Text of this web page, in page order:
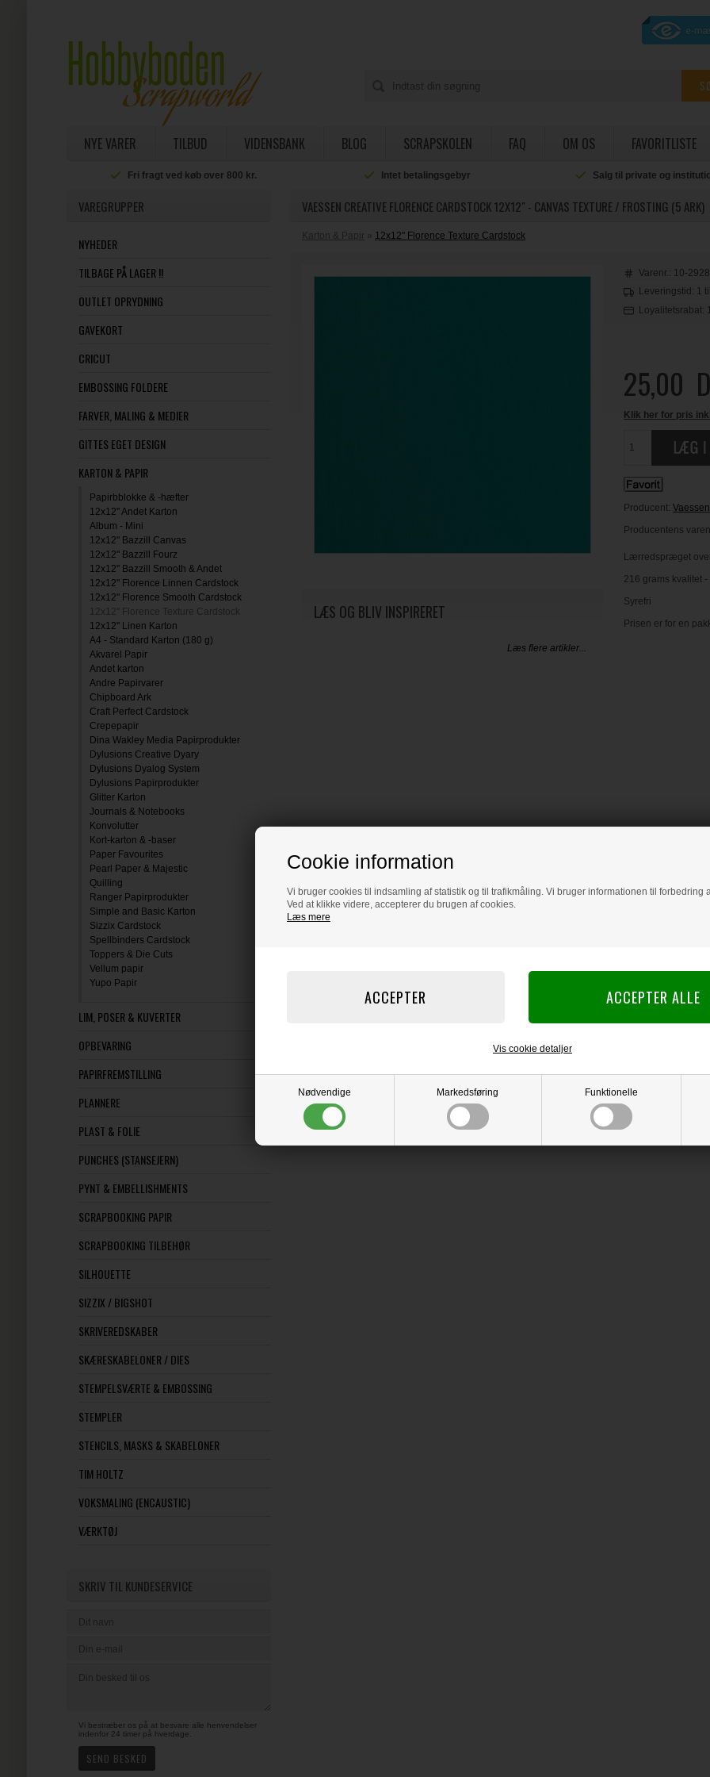
Cookie information
Vi bruger cookies til indsamling af statistik og til trafikmåling. Vi bruger informationen til forbedring
Ved at klikke videre, accepterer du brugen af cookies.
Læs mere
Nødvendige Markedsføring Funktionelle
Vis cookie detaljer
NYE VARER TILBUD VIDENSBANK BLOG SCRAPSKOLEN FAQ OM OS FAVORITLISTE
Fri fragt ved køb over 800 kr. Intet betalingsgebyr Salg til private og
VAREGRUPPER
NYHEDER
TILBAGE PÅ LAGER !!
OUTLET OPRYDNING
GAVEKORT
CRICUT
EMBOSSING FOLDERE
FARVER, MALING & MEDIER
GITTES EGET DESIGN
KARTON & PAPIR
Papirbblokke & -hæfter
12x12" Andet Karton
Album - Mini
12x12" Bazzill Canvas
12x12" Bazzill Fourz
12x12" Bazzill Smooth & Andet
12x12" Florence Linnen Cardstock
12x12" Florence Smooth Cardstock
12x12" Florence Texture Cardstock
12x12" Linen Karton
A4 - Standard Karton (180 g)
Akvarel Papir
Andet karton
Andre Papirvarer
Chipboard Ark
Craft Perfect Cardstock
Crepepapir
Dina Wakley Media Papirprodukter
Dylusions Creative Dyary
Dylusions Dyalog System
Dylusions Papirprodukter
Glitter Karton
Journals & Notebooks
Konvolutter
Kort-karton & -baser
Paper Favourites
Pearl Paper & Majestic
Quilling
Ranger Papirprodukter
Simple and Basic Karton
Sizzix Cardstock
Spellbinders Cardstock
Toppers & Die Cuts
Vellum papir
Yupo Papir
LIM, POSER & KUVERTER
OPBEVARING
PAPIRFREMSTILLING
PLANNERE
PLAST & FOLIE
PUNCHES (STANSEJERN)
PYNT & EMBELLISHMENTS
SCRAPBOOKING PAPIR
SCRAPBOOKING TILBEHØR
SILHOUETTE
SIZZIX / BIGSHOT
SKRIVEREDSKABER
SKÆRESKABELONER / DIES
STEMPELSVÆRTE & EMBOSSING
STEMPLER
STENCILS, MASKS & SKABELONER
TIM HOLTZ
VOKSMALING (ENCAUSTIC)
VÆRKTØJ
SKRIV TIL KUNDESERVICE
Vi bestræber os på at besvare alle henvendelser
indenfor 24 timer på hverdage.
VAESSEN CREATIVE FLORENCE CARDSTOCK 12X12" - CANVAS TEXTURE / FROSTING (5 ARK)
Karton & Papir » 12x12" Florence Texture Cardstock
Varenr.: 10-
Leveringstid: 1
Loyalitetsrabat:
25,00
Klik her for pris
Producent:
Producentens
Lærredspræget
216 grams kvalitet
Syrefri
Prisen er for en
LÆS OG BLIV INSPIRERET
Læs flere artikler...